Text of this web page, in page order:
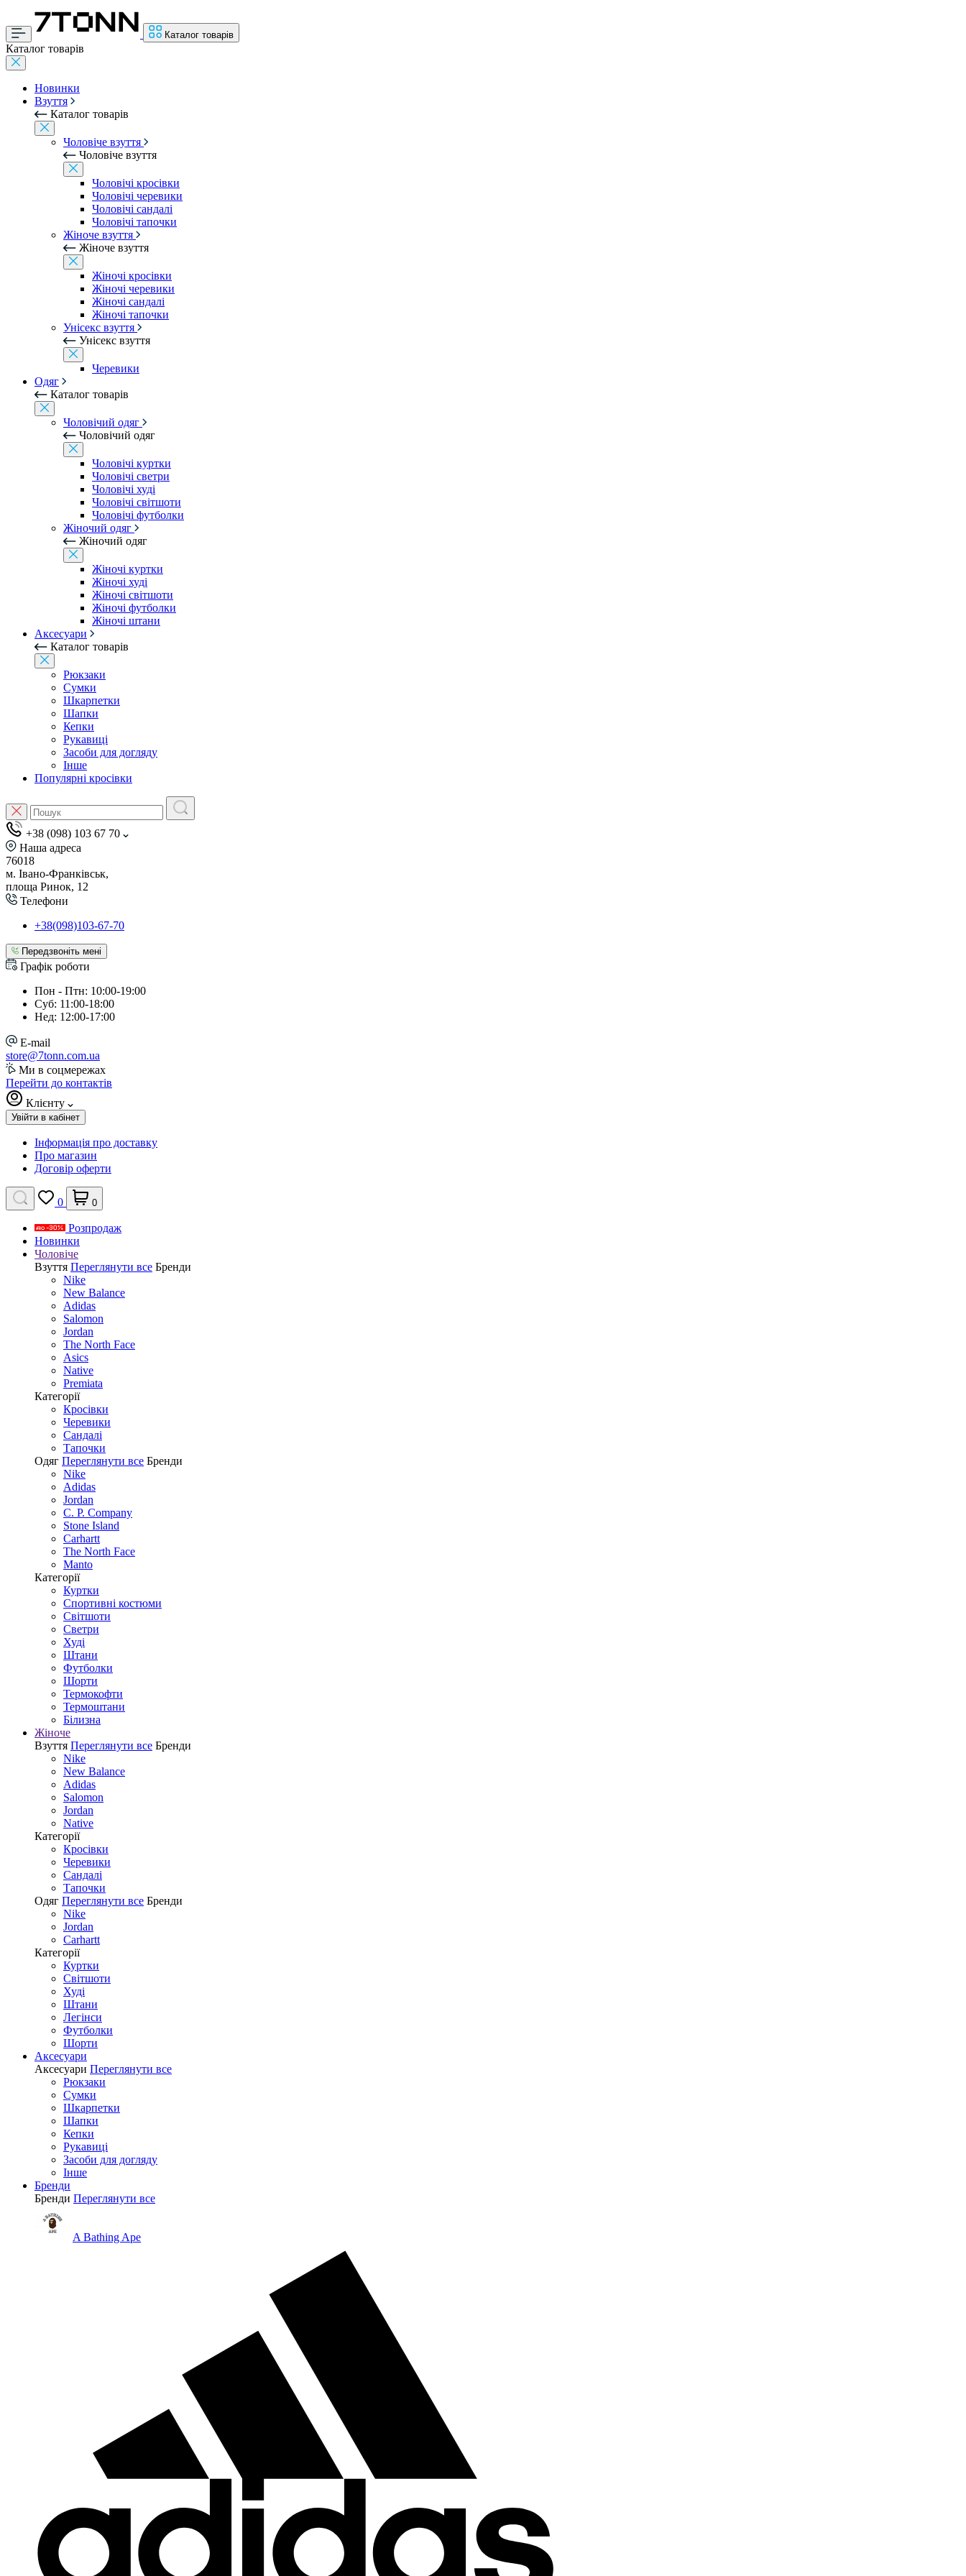
Каталог товарів
Каталог товарів
Новинки
Взуття
Каталог товарів
Чоловіче взуття
Чоловіче взуття
Чоловічі кросівки
Чоловічі черевики
Чоловічі сандалі
Чоловічі тапочки
Жіноче взуття
Жіноче взуття
Жіночі кросівки
Жіночі черевики
Жіночі сандалі
Жіночі тапочки
Унісекс взуття
Унісекс взуття
Черевики
Одяг
Каталог товарів
Чоловічий одяг
Чоловічий одяг
Чоловічі куртки
Чоловічі светри
Чоловічі худі
Чоловічі світшоти
Чоловічі футболки
Жіночий одяг
Жіночий одяг
Жіночі куртки
Жіночі худі
Жіночі світшоти
Жіночі футболки
Жіночі штани
Аксесуари
Каталог товарів
Рюкзаки
Сумки
Шкарпетки
Шапки
Кепки
Рукавиці
Засоби для догляду
Інше
Популярні кросівки
+38 (098) 103 67 70
Наша адреса
76018
м. Івано-Франківськ,
площа Ринок, 12
Телефони
+38(098)103-67-70
Передзвоніть мені
Графік роботи
Пон - Птн: 10:00-19:00
Суб: 11:00-18:00
Нед: 12:00-17:00
E-mail
store@7tonn.com.ua
Ми в соцмережах
Перейти до контактів
Клієнту
Увійти в кабінет
Інформація про доставку
Про магазин
Договір оферти
0 0
Розпродаж
Новинки
Чоловіче
Взуття Переглянути все Бренди
Nike
New Balance
Adidas
Salomon
Jordan
The North Face
Asics
Native
Premiata
Категорії
Кросівки
Черевики
Сандалі
Tапочки
Одяг Переглянути все Бренди
Nike
Adidas
Jordan
C. P. Company
Stone Island
Carhartt
The North Face
Manto
Категорії
Куртки
Спортивні костюми
Світшоти
Светри
Худі
Штани
Футболки
Шорти
Термокофти
Термоштани
Білизна
Жіноче
Взуття Переглянути все Бренди
Nike
New Balance
Adidas
Salomon
Jordan
Native
Категорії
Кросівки
Черевики
Сандалі
Tапочки
Одяг Переглянути все Бренди
Nike
Jordan
Carhartt
Категорії
Куртки
Світшоти
Худі
Штани
Легінси
Футболки
Шорти
Аксесуари
Аксесуари Переглянути все
Рюкзаки
Сумки
Шкарпетки
Шапки
Кепки
Рукавиці
Засоби для догляду
Інше
Бренди
Бренди Переглянути все
A Bathing Ape